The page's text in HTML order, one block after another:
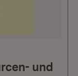
und